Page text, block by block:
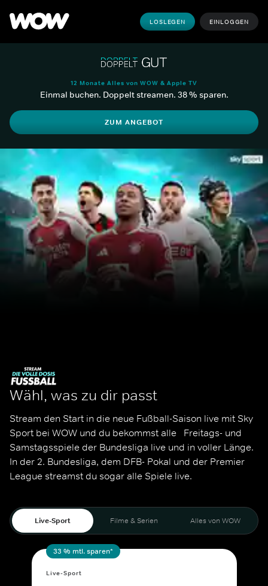
LOSLEGEN EINLOGGEN
12 Monate Alles von WOW & Apple TV
Einmal buchen. Doppelt streamen. 38 % sparen.
ZUM ANGEBOT
Wähl, was zu dir passt
Stream den Start in die neue Fußball-Saison live mit Sky
Sport bei WOW und du bekommst alle   Freitags- und
Samstagsspiele der Bundesliga live und in voller Länge.
In der 2. Bundesliga, dem DFB- Pokal und der Premier
League streamst du sogar alle Spiele live.
Live-Sport Filme & Serien Alles von WOW
33 % mtl. sparen*
Live-Sport